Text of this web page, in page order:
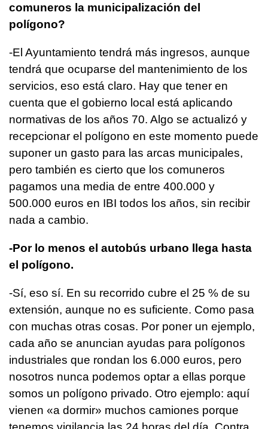
comuneros la municipalización del
polígono?
-El Ayuntamiento tendrá más ingresos, aunque
tendrá que ocuparse del mantenimiento de los
servicios, eso está claro. Hay que tener en
cuenta que el gobierno local está aplicando
normativas de los años 70. Algo se actualizó y
recepcionar el polígono en este momento puede
suponer un gasto para las arcas municipales,
pero también es cierto que los comuneros
pagamos una media de entre 400.000 y
500.000 euros en IBI todos los años, sin recibir
nada a cambio.
-Por lo menos el autobús urbano llega hasta
el polígono.
-Sí, eso sí. En su recorrido cubre el 25 % de su
extensión, aunque no es suficiente. Como pasa
con muchas otras cosas. Por poner un ejemplo,
cada año se anuncian ayudas para polígonos
industriales que rondan los 6.000 euros, pero
nosotros nunca podemos optar a ellas porque
somos un polígono privado. Otro ejemplo: aquí
vienen «a dormir» muchos camiones porque